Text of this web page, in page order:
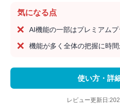
気になる点
AI機能の一部はプレミアム
機能が多く全体の把握に時
使い方・詳
レビュー更新日